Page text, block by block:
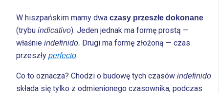
W hiszpańskim mamy dwa czasy przeszłe dokonane
(trybu indicativo). Jeden jednak ma formę prostą —
właśnie indefinido. Drugi ma formę złożoną — czas
przeszły perfecto.
Co to oznacza? Chodzi o budowę tych czasów indefinido
składa się tylko z odmienionego czasownika, podczas